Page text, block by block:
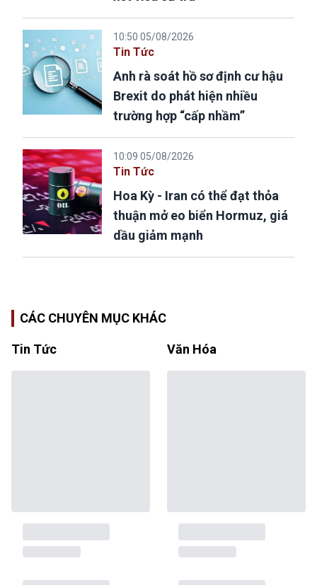
10:50 05/08/2026
Tin Tức
Anh rà soát hồ sơ định cư hậu
Brexit do phát hiện nhiều
trường hợp “cấp nhầm”
10:09 05/08/2026
Tin Tức
Hoa Kỳ - Iran có thể đạt thỏa
thuận mở eo biển Hormuz, giá
dầu giảm mạnh
CÁC CHUYÊN MỤC KHÁC
Tin Tức Văn Hóa